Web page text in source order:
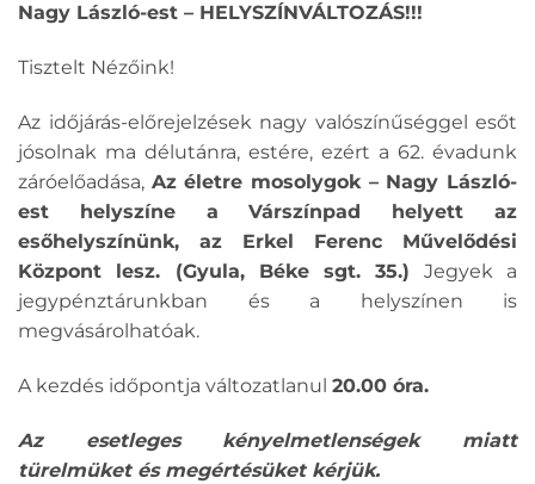
Nagy László-est – HELYSZÍNVÁLTOZÁS!!!
Tisztelt Nézőink!
Az időjárás-előrejelzések nagy valószínűséggel esőt
jósolnak ma délutánra, estére, ezért a 62. évadunk
záróelőadása, Az életre mosolygok – Nagy László-
est helyszíne a Várszínpad helyett az
esőhelyszínünk, az Erkel Ferenc Művelődési
Központ lesz. (Gyula, Béke sgt. 35.) Jegyek a
jegypénztárunkban és a helyszínen is
megvásárolhatóak.
A kezdés időpontja változatlanul 20.00 óra.
Az esetleges kényelmetlenségek miatt
türelmüket és megértésüket kérjük.